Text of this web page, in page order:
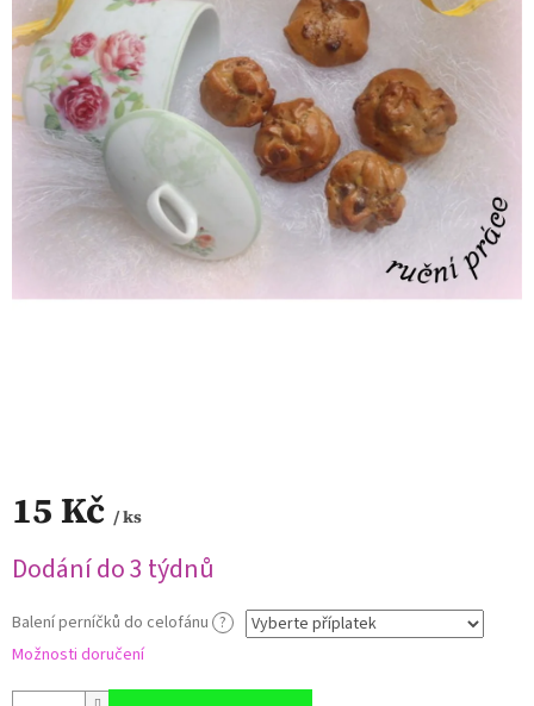
15 Kč / ks
cena:
Dodání do 3 týdnů
Balení perníčků do celofánu ?
Možnosti doručení